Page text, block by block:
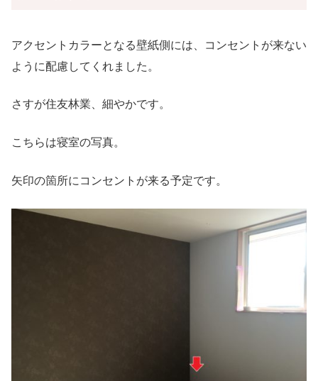
アクセントカラーとなる壁紙側には、コンセントが来ない
ように配慮してくれました。
さすが住友林業、細やかです。
こちらは寝室の写真。
矢印の箇所にコンセントが来る予定です。